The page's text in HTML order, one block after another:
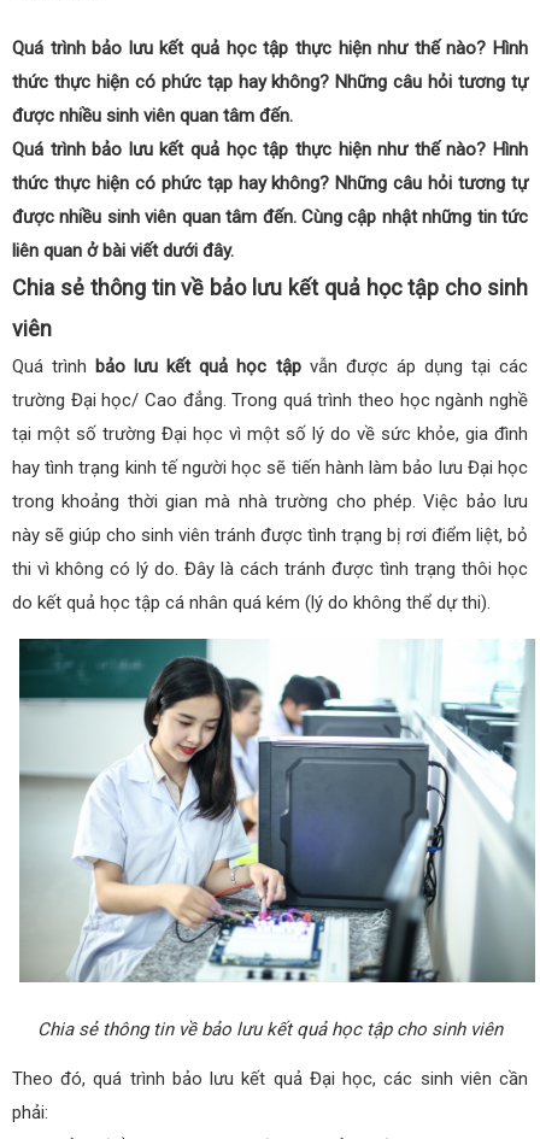
Quá trình bảo lưu kết quả học tập thực hiện như thế nào? Hình
thức thực hiện có phức tạp hay không? Những câu hỏi tương tự
được nhiều sinh viên quan tâm đến.
Quá trình bảo lưu kết quả học tập thực hiện như thế nào? Hình
thức thực hiện có phức tạp hay không? Những câu hỏi tương tự
được nhiều sinh viên quan tâm đến. Cùng cập nhật những tin tức
liên quan ở bài viết dưới đây.
Chia sẻ thông tin về bảo lưu kết quả học tập cho sinh
viên
Quá trình bảo lưu kết quả học tậpvẫn được áp dụng tại các
trường Đại học/ Cao đẳng. Trong quá trình theo học ngành nghề
tại một số trường Đại học vì một số lý do về sức khỏe, gia đình
hay tình trạng kinh tế người học sẽ tiến hành làm bảo lưu Đại học
trong khoảng thời gian mà nhà trường cho phép. Việc bảo lưu
này sẽ giúp cho sinh viên tránh được tình trạng bị rơi điểm liệt, bỏ
thi vì không có lý do. Đây là cách tránh được tình trạng thôi học
do kết quả học tập cá nhân quá kém (lý do không thể dự thi).
Chia sẻ thông tin về bảo lưu kết quả học tập cho sinh viên
Theo đó, quá trình bảo lưu kết quả Đại học, các sinh viên cần
phải: